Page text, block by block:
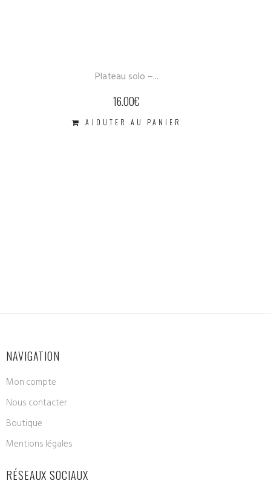
Plateau solo –...
16.00€
AJOUTER AU PANIER
NAVIGATION
Mon compte
Nous contacter
Boutique
Mentions légales
RÉSEAUX SOCIAUX